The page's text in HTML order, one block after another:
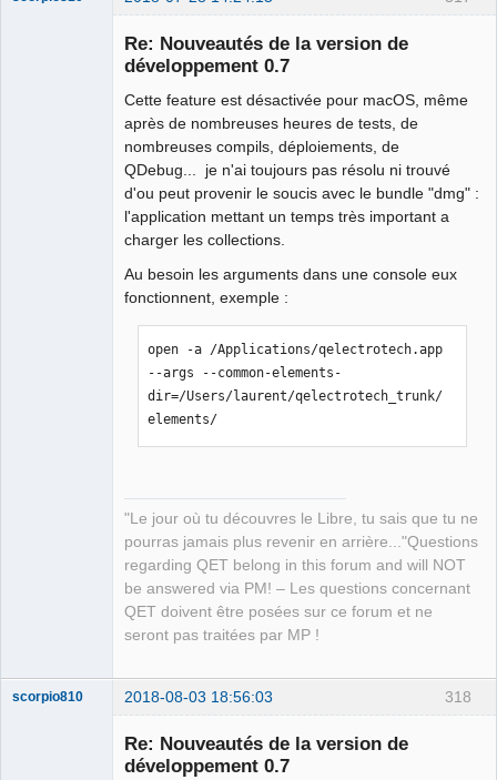
Re: Nouveautés de la version de
développement 0.7
Cette feature est désactivée pour macOS, même
après de nombreuses heures de tests, de
nombreuses compils, déploiements, de
QDebug... je n'ai toujours pas résolu ni trouvé
d'ou peut provenir le soucis avec le bundle "dmg" :
l'application mettant un temps très important a
charger les collections.
Au besoin les arguments dans une console eux
fonctionnent, exemple :
open -a /Applications/qelectrotech.app
--args --common-elements-
dir=/Users/laurent/qelectrotech_trunk/
elements/
"Le jour où tu découvres le Libre, tu sais que tu ne
pourras jamais plus revenir en arrière..."Questions
regarding QET belong in this forum and will NOT
be answered via PM! – Les questions concernant
QET doivent être posées sur ce forum et ne
seront pas traitées par MP !
318
scorpio810 2018-08-03 18:56:03
Re: Nouveautés de la version de
développement 0.7